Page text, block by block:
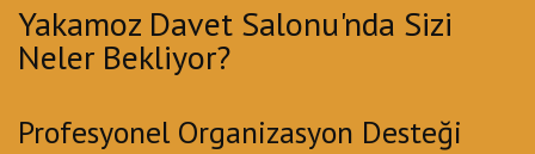
Yakamoz Davet Salonu'nda Sizi
Neler Bekliyor?
Profesyonel Organizasyon Desteği